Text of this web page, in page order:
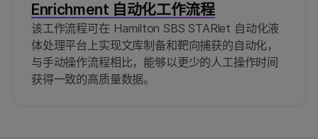
Enrichment 自动化工作流程
该工作流程可在 Hamilton SBS STARlet 自动化液
体处理平台上实现文库制备和靶向捕获的自动化，
与手动操作流程相比，能够以更少的人工操作时间
获得一致的高质量数据。